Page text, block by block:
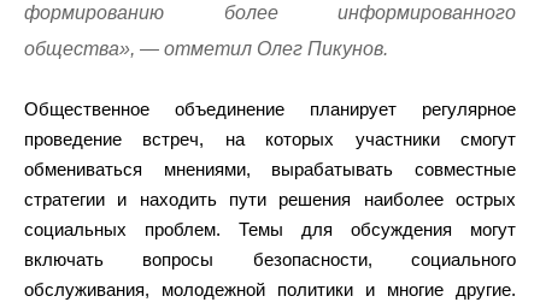
формированию более информированного
общества», — отметил Олег Пикунов.
Общественное объединение планирует регулярное
проведение встреч, на которых участники смогут
обмениваться мнениями, вырабатывать совместные
стратегии и находить пути решения наиболее острых
социальных проблем. Темы для обсуждения могут
включать вопросы безопасности, социального
обслуживания, молодежной политики и многие другие.